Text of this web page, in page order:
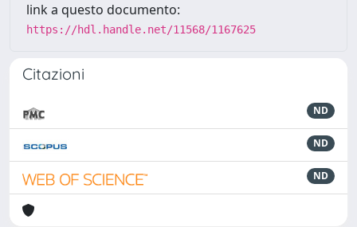
link a questo documento:
https://hdl.handle.net/11568/1167625
Citazioni
ND
ND
ND